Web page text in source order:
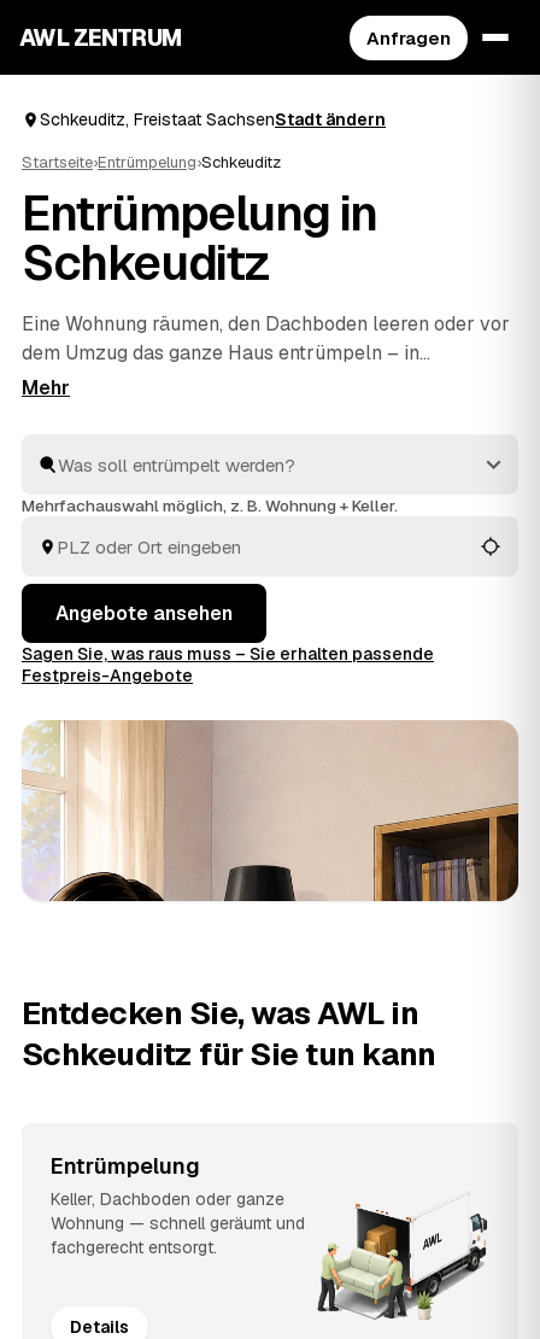
AWL ZENTRUM Anfragen
Schkeuditz, Freistaat SachsenStadt ändern
Startseite›Entrümpelung›Schkeuditz
Entrümpelung in
Schkeuditz
Eine Wohnung räumen, den Dachboden leeren oder vor
dem Umzug das ganze Haus entrümpeln – in
Schkeuditz müssen Sie sich dafür nicht selbst auf die
Angebote von geprüften Anbietern aus der Umgebung.
Egal ob kleiner Auftrag oder komplette
alles wird fachgerecht entsorgt.
Mehrfachauswahl möglich, z. B. Wohnung + Keller.
Angebote ansehen
Sagen Sie, was raus muss – Sie erhalten passende
Festpreis-Angebote
Entdecken Sie, was AWL in
Schkeuditz für Sie tun kann
Entrümpelung
Keller, Dachboden oder ganze
Wohnung — schnell geräumt und
fachgerecht entsorgt.
Details